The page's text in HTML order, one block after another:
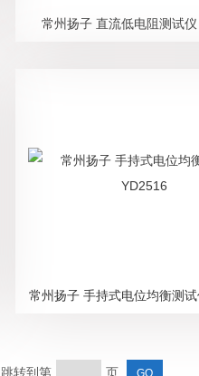
常州扬子 直流低电阻测试
常州扬子 手持式电位均衡测
跳转到第 页